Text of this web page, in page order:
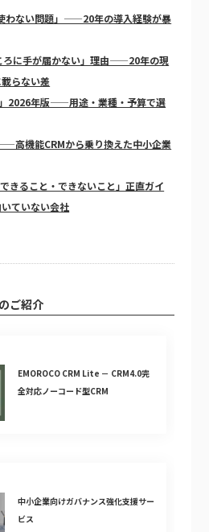
わない問題」——20年の導入経験が暴
ろに手が届かない」理由——20年の現
らない差
」2026年版——用途・業種・予算で選
高機能CRMから乗り換えた中小企業
きること・できないこと」正直ガイ
ていない会社
ご紹介
EMOROCO CRM Lite － CRM4.0完
全対応ノーコード型CRM
中小企業向けガバナンス強化支援サー
ビス